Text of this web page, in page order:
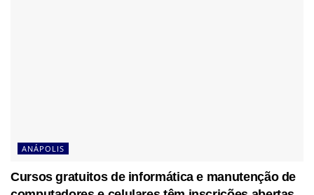
ANÁPOLIS
Cursos gratuitos de informática e manutenção de